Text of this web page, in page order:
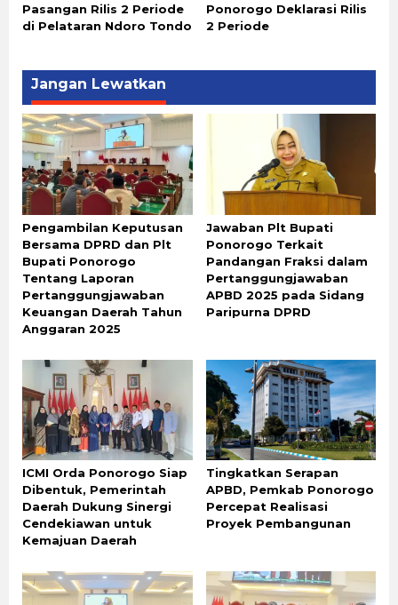
Pasangan Rilis 2 Periode
di Pelataran Ndoro Tondo
Ponorogo Deklarasi Rilis
2 Periode
Jangan Lewatkan
Pengambilan Keputusan
Bersama DPRD dan Plt
Bupati Ponorogo
Tentang Laporan
Pertanggungjawaban
Keuangan Daerah Tahun
Anggaran 2025
Jawaban Plt Bupati
Ponorogo Terkait
Pandangan Fraksi dalam
Pertanggungjawaban
APBD 2025 pada Sidang
Paripurna DPRD
ICMI Orda Ponorogo Siap
Dibentuk, Pemerintah
Daerah Dukung Sinergi
Cendekiawan untuk
Kemajuan Daerah
Tingkatkan Serapan
APBD, Pemkab Ponorogo
Percepat Realisasi
Proyek Pembangunan